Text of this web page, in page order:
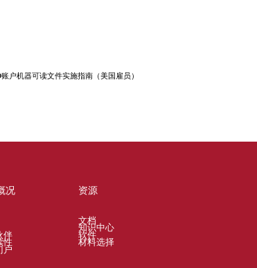
户机器可读文件实施指南（美国雇员）
况
伴
性
户
资源
文档
知识中心
软件
材料选择